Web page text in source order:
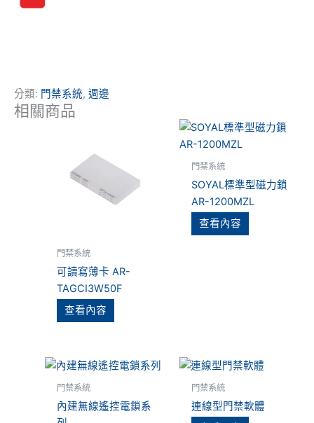
分類: 門禁系統, 週邊
相關商品
門禁系統
可讀寫薄卡 AR-
TAGCI3W50F
查看內容
門禁系統
SOYAL標準型磁力鎖
AR-1200MZL
查看內容
門禁系統
內建無線遙控電鎖系
門禁系統
連線型門禁軟體